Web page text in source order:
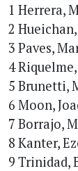
1 Herrera,
2
3 Paves,
4
5 Brunetti,
6 Moon,
7 Borrajo,
8 Kanter,
9 Trinidad,